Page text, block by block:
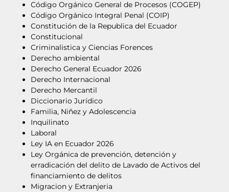
Código Orgánico General de Procesos (COGEP)
Código Orgánico Integral Penal (COIP)
Constitución de la Republica del Ecuador
Constitucional
Criminalistica y Ciencias Forences
Derecho ambiental
Derecho General Ecuador 2026
Derecho Internacional
Derecho Mercantil
Diccionario Jurídico
Familia, Niñez y Adolescencia
Inquilinato
Laboral
Ley IA en Ecuador 2026
Ley Orgánica de prevención, detención y
erradicación del delito de Lavado de Activos del
financiamiento de delitos
Migracion y Extranjeria